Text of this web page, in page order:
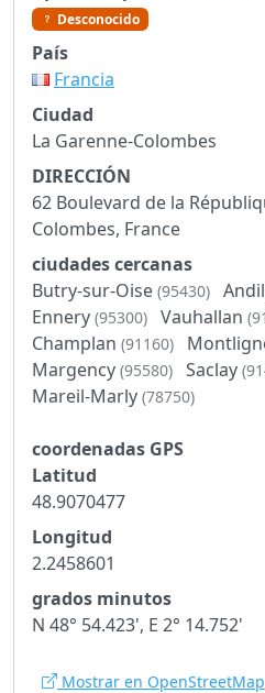
Desconocido
País
Francia
Ciudad
La Garenne-Colombes
DIRECCIÓN
62 Boulevard de la
Colombes, France
ciudades cercanas
Butry-sur-Oise (95430)
Ennery (95300) Vauhallan
Champlan (91160)
Margency (95580) Saclay
Mareil-Marly (78750)
coordenadas GPS
Latitud
48.9070477
Longitud
2.2458601
grados minutos
N 48° 54.423', E 2° 14.752'
Mostrar en OpenStreetMap